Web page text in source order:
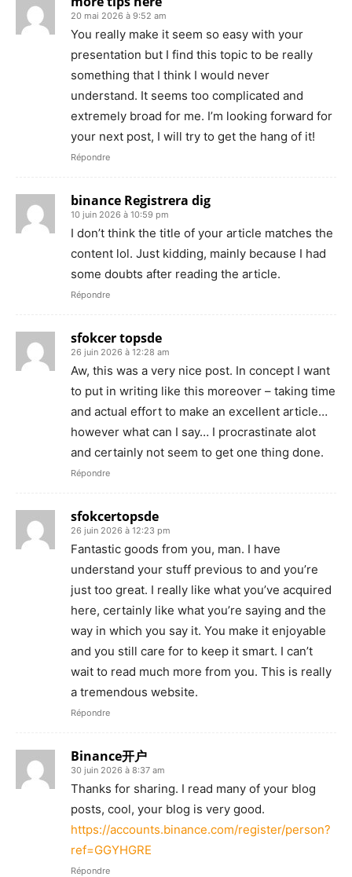
20 mai 2026 à 9:52 am
You really make it seem so easy with your
presentation but I find this topic to be really
something that I think I would never
understand. It seems too complicated and
extremely broad for me. I’m looking forward for
your next post, I will try to get the hang of it!
Répondre
binance Registrera dig
10 juin 2026 à 10:59 pm
I don’t think the title of your article matches the
content lol. Just kidding, mainly because I had
some doubts after reading the article.
Répondre
sfokcer topsde
26 juin 2026 à 12:28 am
Aw, this was a very nice post. In concept I want
to put in writing like this moreover – taking time
and actual effort to make an excellent article…
however what can I say… I procrastinate alot
and certainly not seem to get one thing done.
Répondre
sfokcertopsde
26 juin 2026 à 12:23 pm
Fantastic goods from you, man. I have
understand your stuff previous to and you’re
just too great. I really like what you’ve acquired
here, certainly like what you’re saying and the
way in which you say it. You make it enjoyable
and you still care for to keep it smart. I can’t
wait to read much more from you. This is really
a tremendous website.
Répondre
Binance开户
30 juin 2026 à 8:37 am
Thanks for sharing. I read many of your blog
posts, cool, your blog is very good.
https://accounts.binance.com/register/person?
ref=GGYHGRE
Répondre